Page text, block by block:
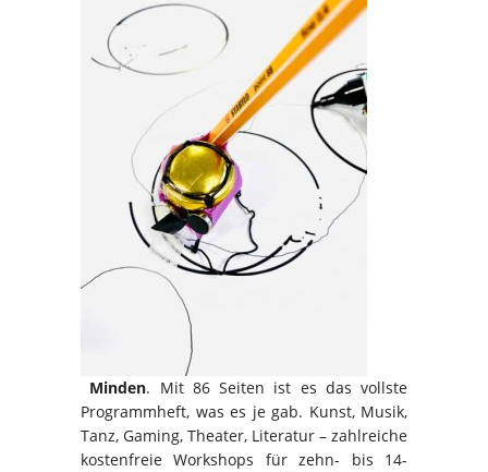
Minden. Mit 86 Seiten ist es das vollste
Programmheft, was es je gab. Kunst, Musik,
Tanz, Gaming, Theater, Literatur – zahlreiche
kostenfreie Workshops für zehn- bis 14-